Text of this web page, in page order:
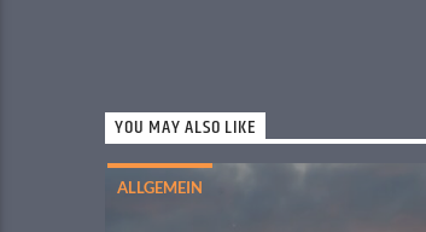
YOU MAY ALSO LIKE
ALLGEMEIN